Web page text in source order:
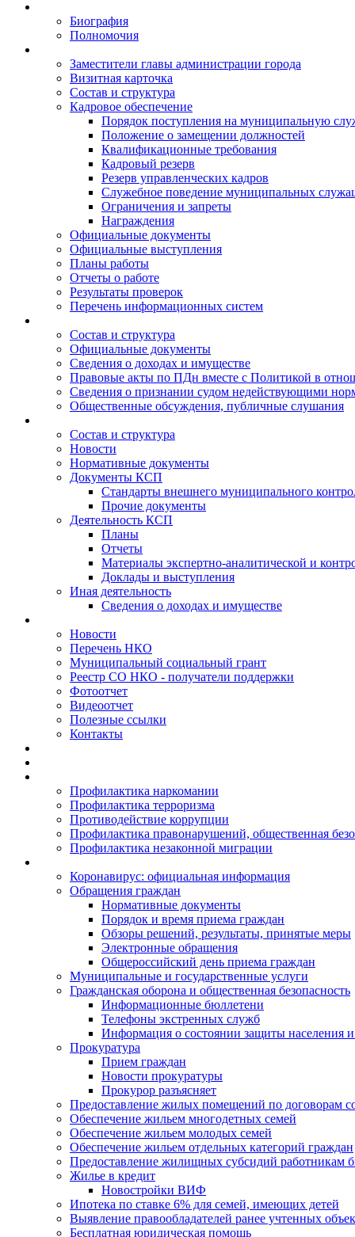
Биография
Полномочия
Заместители главы администрации города
Визитная карточка
Состав и структура
Кадровое обеспечение
Порядок поступления на муниципальную
Положение о замещении должностей
Квалификационные требования
Кадровый резерв
Резерв управленческих кадров
Служебное поведение муниципальных
Ограничения и запреты
Награждения
Официальные документы
Официальные выступления
Планы работы
Отчеты о работе
Результаты проверок
Перечень информационных систем
Состав и структура
Официальные документы
Сведения о доходах и имуществе
Правовые акты по ПДн вместе с Политикой в
Сведения о признании судом недействующими
Общественные обсуждения, публичные слушания
Состав и структура
Новости
Нормативные документы
Документы КСП
Стандарты внешнего муниципального
Прочие документы
Деятельность КСП
Планы
Отчеты
Материалы экспертно-аналитической и
Доклады и выступления
Иная деятельность
Сведения о доходах и имуществе
Новости
Перечень НКО
Муниципальный социальный грант
Реестр СО НКО - получатели поддержки
Фотоотчет
Видеоотчет
Полезные ссылки
Контакты
Профилактика наркомании
Профилактика терроризма
Противодействие коррупции
Профилактика правонарушений, общественная
Профилактика незаконной миграции
Коронавирус: официальная информация
Обращения граждан
Нормативные документы
Порядок и время приема граждан
Обзоры решений, результаты, принятые меры
Электронные обращения
Общероссийский день приема граждан
Муниципальные и государственные услуги
Гражданская оборона и общественная безопасность
Информационные бюллетени
Телефоны экстренных служб
Информация о состоянии защиты населения
Прокуратура
Прием граждан
Новости прокуратуры
Прокурор разъясняет
Предоставление жилых помещений по договорам
Обеспечение жильем многодетных семей
Обеспечение жильем молодых семей
Обеспечение жильем отдельных категорий граждан
Предоставление жилищных субсидий работникам
Жилье в кредит
Новостройки ВИФ
Ипотека по ставке 6% для семей, имеющих детей
Выявление правообладателей ранее учтенных
Бесплатная юридическая помощь